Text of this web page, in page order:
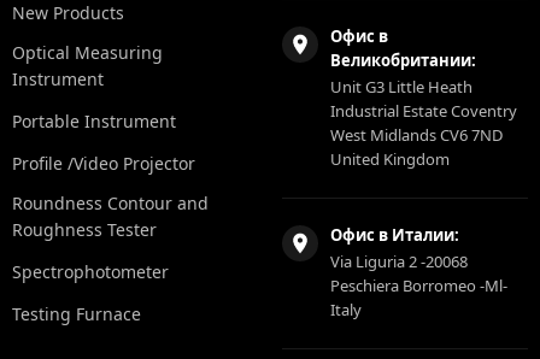
New Products
Optical Measuring
Instrument
Portable Instrument
Profile /Video Projector
Roundness Contour and
Roughness Tester
Spectrophotometer
Testing Furnace
Офис в
Великобритании:
Unit G3 Little Heath
Industrial Estate Coventry
West Midlands CV6 7ND
United Kingdom
Офис в Италии:
Via Liguria 2 -20068
Peschiera Borromeo -Ml-
Italy